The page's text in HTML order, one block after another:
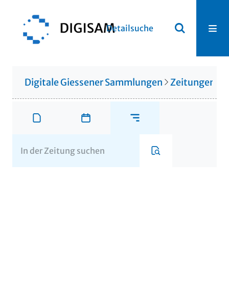
Detailsuche
Digitale Giessener Sammlungen Zeitungen